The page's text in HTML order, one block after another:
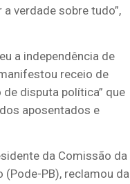
verdade sobre tudo”,
a independência de
receio de
disputa política” que
aposentados e
da Comissão da
(Pode-PB), reclamou da